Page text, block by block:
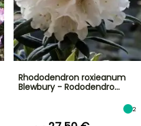
Rhododendron roxieanum
Blewbury - Rododendro…
2